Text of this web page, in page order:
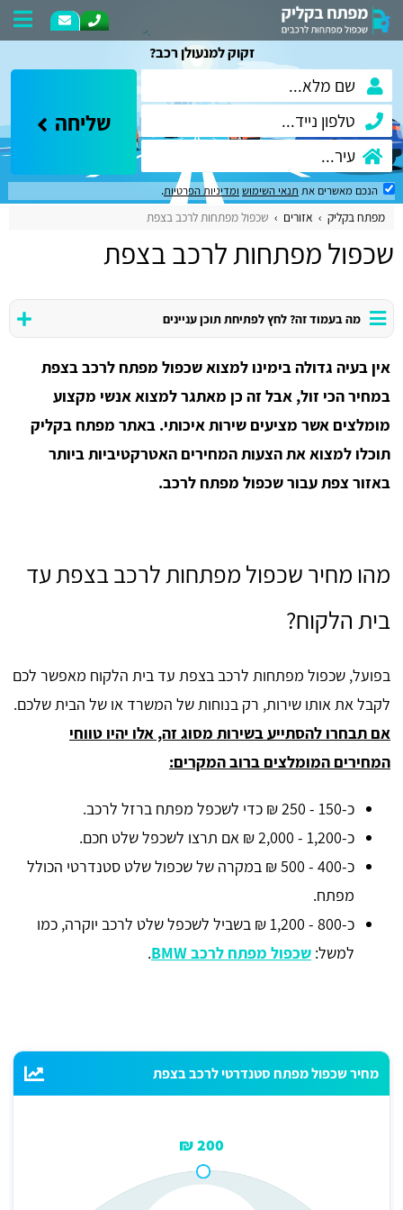
זקוק למנעולן רכב?
שליחה
הנכם מאשרים את תנאי השימוש ומדיניות הפרטיות.
מפתח בקליק אזורים שכפול מפתחות לרכב בצפת
שכפול מפתחות לרכב בצפת
מה בעמוד זה? לחץ לפתיחת תוכן עניינים
אין בעיה גדולה בימינו למצוא שכפול מפתח לרכב בצפת
במחיר הכי זול, אבל זה כן מאתגר למצוא אנשי מקצוע
מומלצים אשר מציעים שירות איכותי. באתר מפתח בקליק
תוכלו למצוא את הצעות המחירים האטרקטיביות ביותר
באזור צפת עבור שכפול מפתח לרכב.
מהו מחיר שכפול מפתחות לרכב בצפת עד
בית הלקוח?
בפועל, שכפול מפתחות לרכב בצפת עד בית הלקוח מאפשר לכם
לקבל את אותו שירות, רק בנוחות של המשרד או של הבית שלכם.
אם תבחרו להסתייע בשירות מסוג זה, אלו יהיו טווחי
המחירים המומלצים ברוב המקרים:
כ-150 - 250 ₪ כדי לשכפל מפתח ברזל לרכב.
כ-1,200 - 2,000 ₪ אם תרצו לשכפל שלט חכם.
כ-400 - 500 ₪ במקרה של שכפול שלט סטנדרטי הכולל
מפתח.
כ-800 - 1,200 ₪ בשביל לשכפל שלט לרכב יוקרה, כמו
למשל: שכפול מפתח לרכב BMW .
מחיר שכפול מפתח סטנדרטי לרכב בצפת
200 ₪